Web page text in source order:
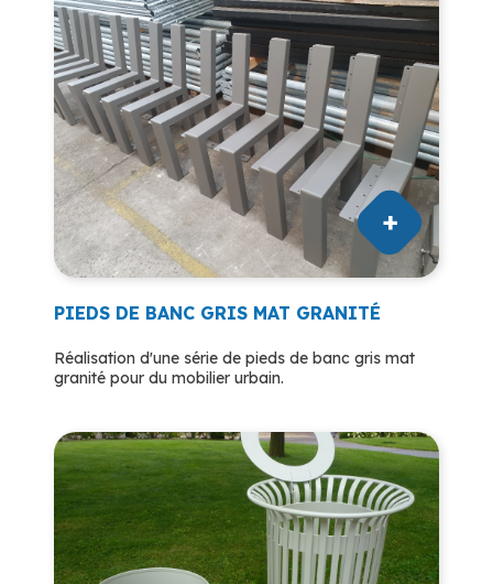
PIEDS DE BANC GRIS MAT GRANITÉ
Réalisation d'une série de pieds de banc gris mat
granité pour du mobilier urbain.